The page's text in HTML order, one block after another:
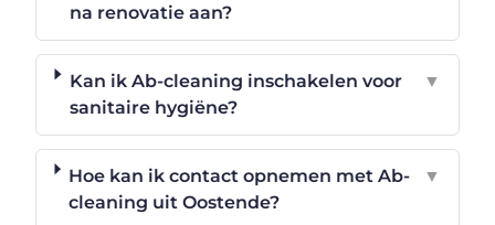
na renovatie aan?
Kan ik Ab-cleaning inschakelen voor
sanitaire hygiëne?
▼
Hoe kan ik contact opnemen met Ab-
cleaning uit Oostende?
▼